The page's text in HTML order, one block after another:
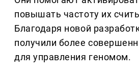
повышать частоту их
Благодаря новой
получили более
для управления геномом.